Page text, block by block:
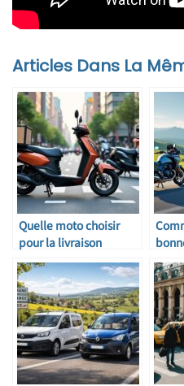
Articles Dans La
Quelle moto choisir
pour la livraison
urbaine ?